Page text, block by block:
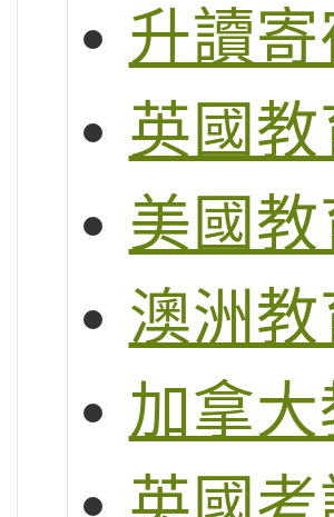
升讀
英國
美國
澳洲
加拿